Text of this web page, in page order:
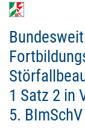
1 Satz 2 in
5. BImSchV